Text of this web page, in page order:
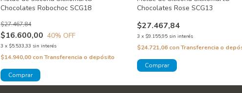
Chocolates Robochoc SCG18
$16.600,00
$27.467,84
40% OFF
3 x $5.533,33 sin interés
$14.940,00 conTransferencia o depósito
Chocolates Rose SCG13
$27.467,84
3 x $9.155,95 sin interés
$24.721,06 conTransferencia o